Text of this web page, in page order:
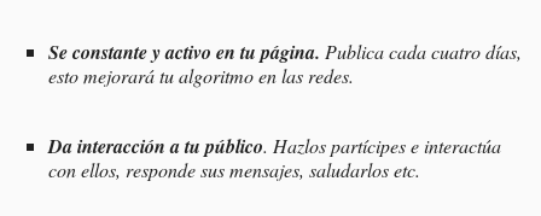
Se constante y activo en tu página. Publica cada cuatro días,
esto mejorará tu algoritmo en las redes.
Da interacción a tu público. Hazlos partícipes e interactúa
con ellos, responde sus mensajes, saludarlos etc.